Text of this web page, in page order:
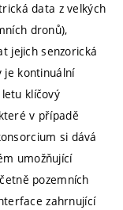
data z velkých
dronů),
jejich senzorická
je kontinuální
klíčový
v případě
si dává
umožňující
pozemních
zahrnující